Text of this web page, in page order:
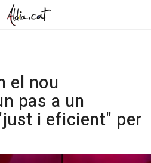
el nou
pas a un
i eficient" per